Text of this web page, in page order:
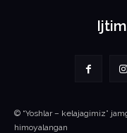
© “Yoshlar – kelajagimiz”
himoyalangan